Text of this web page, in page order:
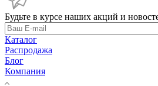
Будьте в курсе наших акций и
Каталог
Распродажа
Блог
Компания